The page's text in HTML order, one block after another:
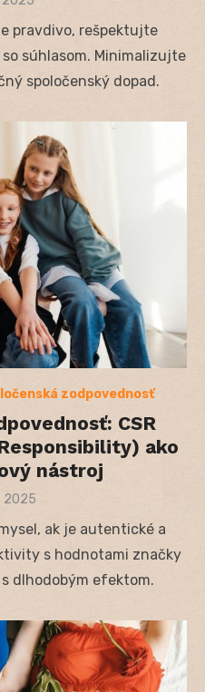
pravdivo, rešpektujte
súhlasom. Minimalizujte
spoločenský dopad.
zodpovednosť
CSR
ako
nástroj
2025
ak je autentické a
s hodnotami značky
dlhodobým efektom.